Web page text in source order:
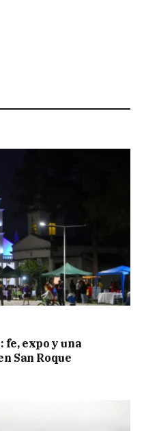
fe, expo y una
San Roque